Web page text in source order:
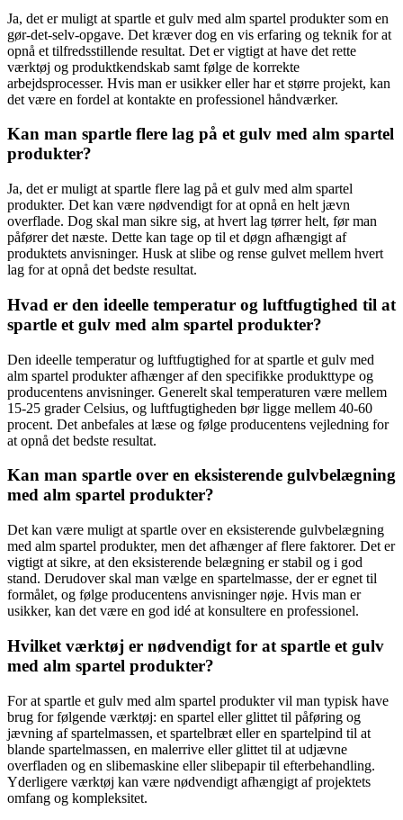
Ja, det er muligt at spartle et gulv med alm spartel produkter som en
gør-det-selv-opgave. Det kræver dog en vis erfaring og teknik for at
opnå et tilfredsstillende resultat. Det er vigtigt at have det rette
værktøj og produktkendskab samt følge de korrekte
arbejdsprocesser. Hvis man er usikker eller har et større projekt, kan
det være en fordel at kontakte en professionel håndværker.
Kan man spartle flere lag på et gulv med alm spartel
produkter?
Ja, det er muligt at spartle flere lag på et gulv med alm spartel
produkter. Det kan være nødvendigt for at opnå en helt jævn
overflade. Dog skal man sikre sig, at hvert lag tørrer helt, før man
påfører det næste. Dette kan tage op til et døgn afhængigt af
produktets anvisninger. Husk at slibe og rense gulvet mellem hvert
lag for at opnå det bedste resultat.
Hvad er den ideelle temperatur og luftfugtighed til at
spartle et gulv med alm spartel produkter?
Den ideelle temperatur og luftfugtighed for at spartle et gulv med
alm spartel produkter afhænger af den specifikke produkttype og
producentens anvisninger. Generelt skal temperaturen være mellem
15-25 grader Celsius, og luftfugtigheden bør ligge mellem 40-60
procent. Det anbefales at læse og følge producentens vejledning for
at opnå det bedste resultat.
Kan man spartle over en eksisterende gulvbelægning
med alm spartel produkter?
Det kan være muligt at spartle over en eksisterende gulvbelægning
med alm spartel produkter, men det afhænger af flere faktorer. Det er
vigtigt at sikre, at den eksisterende belægning er stabil og i god
stand. Derudover skal man vælge en spartelmasse, der er egnet til
formålet, og følge producentens anvisninger nøje. Hvis man er
usikker, kan det være en god idé at konsultere en professionel.
Hvilket værktøj er nødvendigt for at spartle et gulv
med alm spartel produkter?
For at spartle et gulv med alm spartel produkter vil man typisk have
brug for følgende værktøj: en spartel eller glittet til påføring og
jævning af spartelmassen, et spartelbræt eller en spartelpind til at
blande spartelmassen, en malerrive eller glittet til at udjævne
overfladen og en slibemaskine eller slibepapir til efterbehandling.
Yderligere værktøj kan være nødvendigt afhængigt af projektets
omfang og kompleksitet.